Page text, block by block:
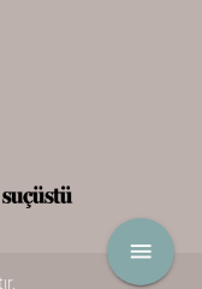
menu